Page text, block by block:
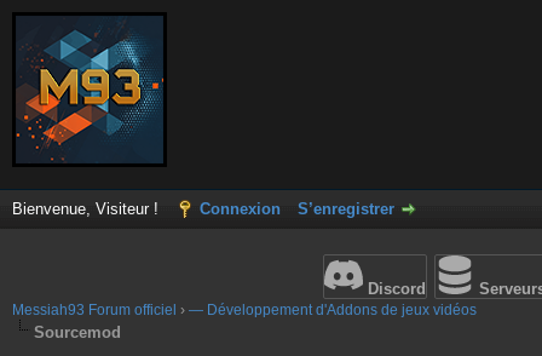
Bienvenue, Visiteur ! Connexion S’enregistrer
Discord
Messiah93 Forum officiel › — Développement d'Addons de jeux vidéos
Sourcemod